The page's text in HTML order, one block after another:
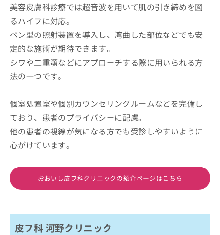
美容皮膚科診療では超音波を用いて肌の引き締めを図
るハイフに対応。
ペン型の照射装置を導入し、湾曲した部位などでも安
定的な施術が期待できます。
シワや二重顎などにアプローチする際に用いられる方
法の一つです。
個室処置室や個別カウンセリングルームなどを完備し
ており、患者のプライバシーに配慮。
他の患者の視線が気になる方でも受診しやすいように
心がけています。
おおいし皮フ科クリニックの紹介ページはこちら
皮フ科 河野クリニック